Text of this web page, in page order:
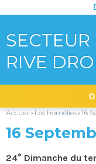
RIVE
|
Aller
navigation
Accueil › Les homélies› 16
16
24° Dimanche du